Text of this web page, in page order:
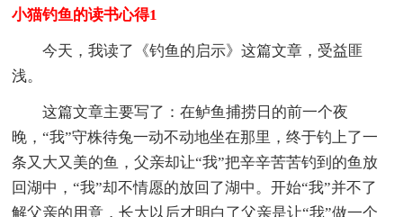
小猫钓鱼的读书心得1
今天，我读了《钓鱼的启示》这篇文章，受益匪
浅。
这篇文章主要写了：在鲈鱼捕捞日的前一个夜
晚，“我”守株待兔一动不动地坐在那里，终于钓上了一
条又大又美的鱼，父亲却让“我”把辛辛苦苦钓到的鱼放
回湖中，“我”却不情愿的放回了湖中。开始“我”并不了
解父亲的用意，长大以后才明白了父亲是让“我”做一个